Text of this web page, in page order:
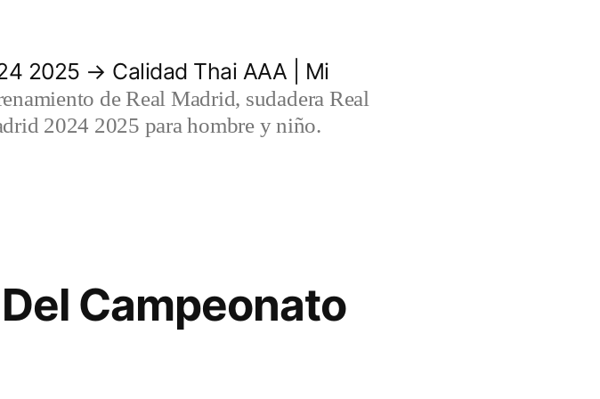
2025 → Calidad Thai AAA | Mi
de Real Madrid, sudadera Real
2024 2025 para hombre y niño.
Campeonato